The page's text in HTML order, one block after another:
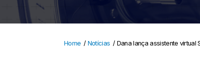
Home / Notícias / Dana lança assistente virtual